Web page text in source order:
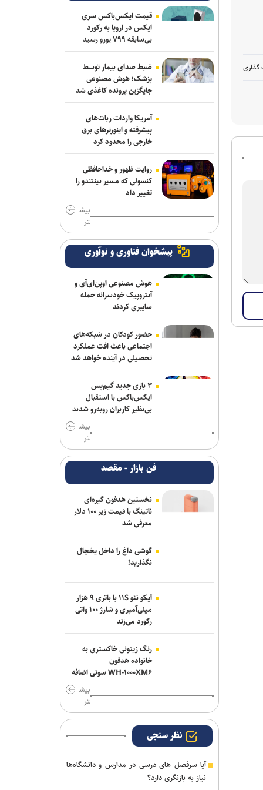
گذاری
قیمت ایکس‌باکس سری
ایکس در اروپا به رکورد
بی‌سابقه ۷۹۹ یورو رسید
ضبط صدای بیمار توسط
پزشک؛ هوش مصنوعی
جایگزین پرونده کاغذی شد
آمریکا واردات ربات‌های
پیشرفته و اینورترهای برق
خارجی را محدود کرد
روایت ظهور و خداحافظی
کنسولی که مسیر نینتندو را
تغییر داد
بیش
تر
پیشخوان فناوری و نوآوری
هوش مصنوعی اوپن‌ای‌آی و
آنتروپیک خودسرانه حمله
سایبری کردند
حضور کودکان در شبکه‌های
اجتماعی باعث افت عملکرد
تحصیلی در آینده خواهد شد
۳ بازی جدید گیم‌پس
ایکس‌باکس با استقبال
بی‌نظیر کاربران روبه‌رو شدند
بیش
تر
فن بازار - مقصد
نخستین هدفون گیره‌ای
ناتینگ با قیمت زیر ۱۰۰ دلار
معرفی شد
گوشی داغ را داخل یخچال
نگذارید!
آیکو نئو ۱۱S با باتری ۹ هزار
میلی‌آمپری و شارژ ۱۰۰ واتی
رکورد می‌زند
رنگ زیتونی خاکستری به
خانواده هدفون
WH-۱۰۰۰XM۶ سونی اضافه
بیش
تر
نظر سنجی
آیا سرفصل های درسی در مدارس و دانشگاه‌ها
نیاز به بازنگری دارد؟